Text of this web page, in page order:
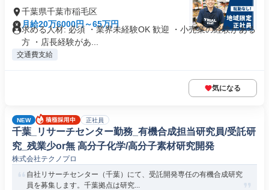
千葉県千葉市稲毛区
月給20万6000円～65万円
求める人材: 必須 ・業界未経験OK 歓迎 ・小売業の経験がある
方 ・店長経験があ...
交通費支給
気になる
NEW 正社員
千葉_リサーチセンター勤務_有機合成担当研究員/受託研
究_残業少or無 高分子化学/高分子素材研究開発
株式会社テクノプロ
自社リサーチセンター（千葉）にて、受託開発専任の有機合成研究
員を募集します。千葉拠点は研究...